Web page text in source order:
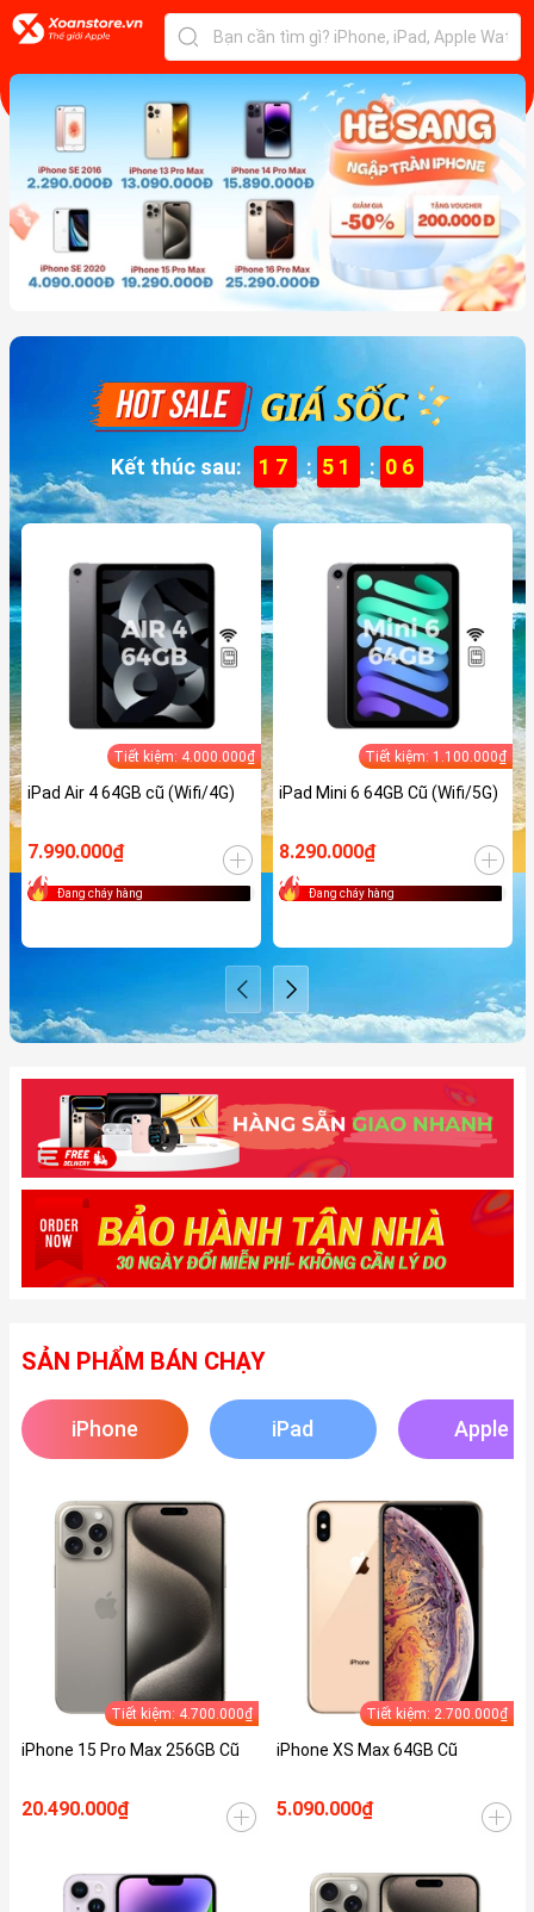
Kết thúc sau: 17 : 51 : 04
Tiết kiệm: 4.000.000₫
iPad Air 4 64GB cũ (Wifi/4G)
7.990.000₫
Đang cháy hàng
Tiết kiệm: 1.100.000₫
iPad Mini 6 64GB Cũ (Wifi/5G)
8.290.000₫
Đang cháy hàng
SẢN PHẨM BÁN CHẠY
iPhone iPad Apple
Tiết kiệm: 4.700.000₫
iPhone 15 Pro Max 256GB Cũ
20.490.000₫
Tiết kiệm: 2.700.000₫
iPhone XS Max 64GB Cũ
5.090.000₫